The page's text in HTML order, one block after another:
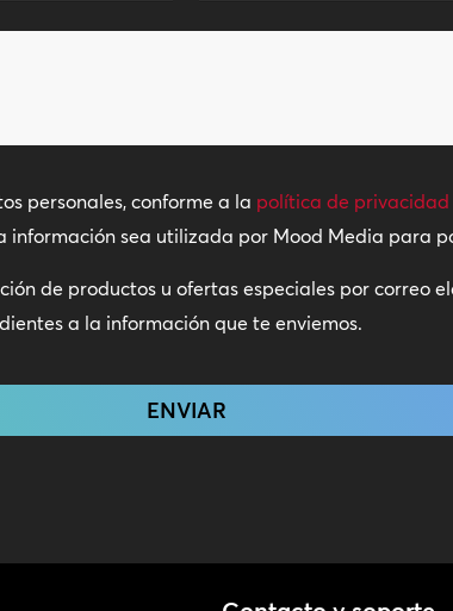
personales, conforme a la política de privacidad
sea utilizada por Mood Media para
de productos u ofertas especiales por correo
a la información que te enviemos.